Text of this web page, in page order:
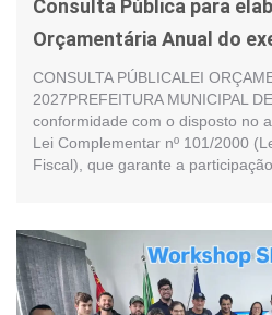
Consulta Pública para
Orçamentária Anual do
CONSULTA PÚBLICALEI
2027PREFEITURA MUNICIPAL
conformidade com o disposto no
Lei Complementar nº 101/2000
Fiscal), que garante a